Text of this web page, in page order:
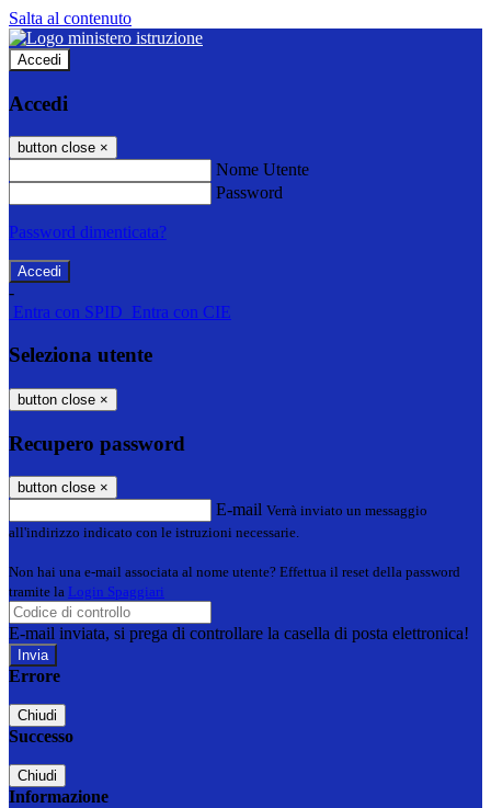
Salta al contenuto
Accedi
Accedi
button close ×
Nome Utente
Password
Password dimenticata?
-
Entra con SPID Entra con CIE
Seleziona utente
button close ×
Recupero password
button close ×
E-mail Verrà inviato un messaggio
all'indirizzo indicato con le istruzioni necessarie.
Non hai una e-mail associata al nome utente? Effettua il reset della password
tramite la Login Spaggiari
E-mail inviata, si prega di controllare la casella di posta elettronica!
Errore
Chiudi
Successo
Chiudi
Informazione